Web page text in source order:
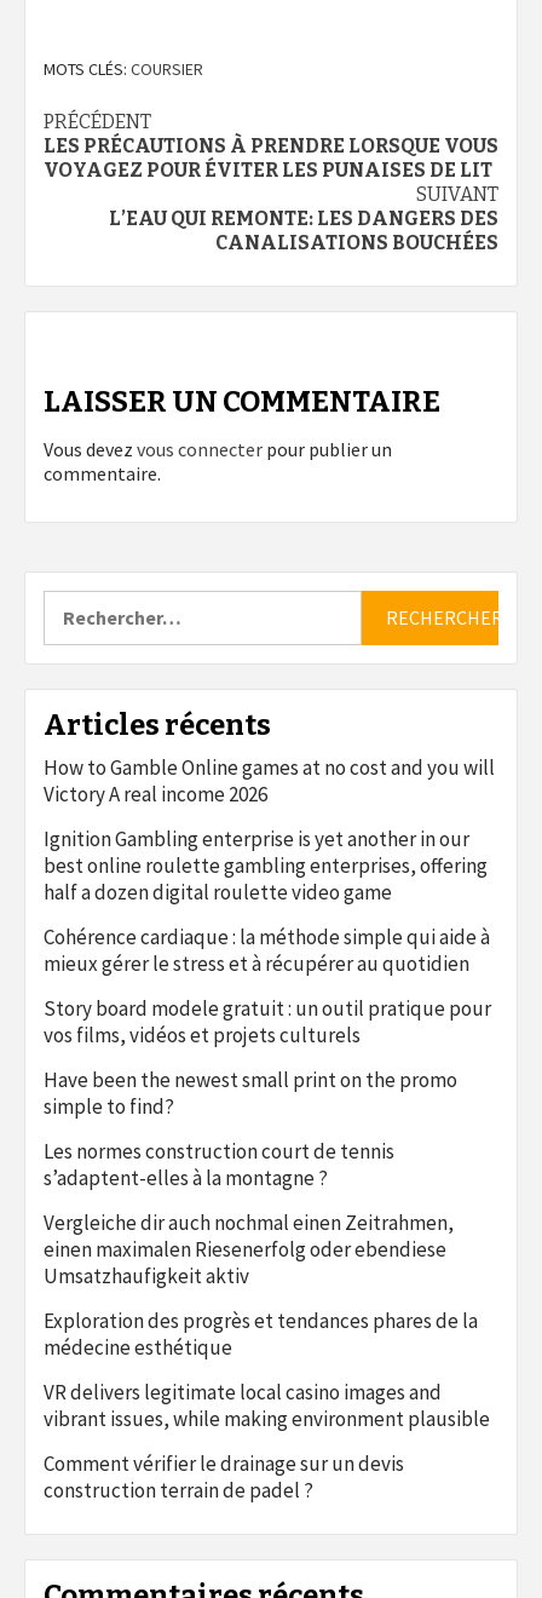
MOTS CLÉS: COURSIER
Navigation
d’article
PRÉCÉDENT
LES PRÉCAUTIONS À PRENDRE LORSQUE VOUS
VOYAGEZ POUR ÉVITER LES PUNAISES DE LIT
SUIVANT
L’EAU QUI REMONTE: LES DANGERS DES
CANALISATIONS BOUCHÉES
LAISSER UN COMMENTAIRE
Vous devez vous connecter pour publier un
commentaire.
Articles récents
How to Gamble Online games at no cost and you will
Victory A real income 2026
Ignition Gambling enterprise is yet another in our
best online roulette gambling enterprises, offering
half a dozen digital roulette video game
Cohérence cardiaque : la méthode simple qui aide à
mieux gérer le stress et à récupérer au quotidien
Story board modele gratuit : un outil pratique pour
vos films, vidéos et projets culturels
Have been the newest small print on the promo
simple to find?
Les normes construction court de tennis
s’adaptent-elles à la montagne ?
Vergleiche dir auch nochmal einen Zeitrahmen,
einen maximalen Riesenerfolg oder ebendiese
Umsatzhaufigkeit aktiv
Exploration des progrès et tendances phares de la
médecine esthétique
VR delivers legitimate local casino images and
vibrant issues, while making environment plausible
Comment vérifier le drainage sur un devis
construction terrain de padel ?